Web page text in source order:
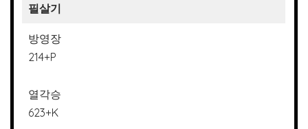
필살기
방영장
214+P
열각승
623+K